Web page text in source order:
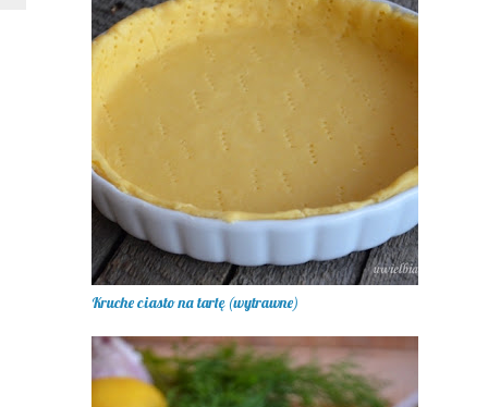
Kruche ciasto na tartę (wytrawne)